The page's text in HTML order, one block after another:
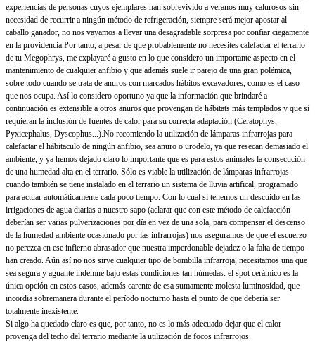
experiencias de personas cuyos ejemplares han sobrevivido a veranos muy calurosos sin
necesidad de recurrir a ningún método de refrigeración, siempre será mejor apostar al
caballo ganador, no nos vayamos a llevar una desagradable sorpresa por confiar ciegamente
en la providencia.Por tanto, a pesar de que probablemente no necesites calefactar el terrario
de tu Megophrys, me explayaré a gusto en lo que considero un importante aspecto en el
mantenimiento de cualquier anfibio y que además suele ir parejo de una gran polémica,
sobre todo cuando se trata de anuros con marcados hábitos excavadores, como es el caso
que nos ocupa. Así lo considero oportuno ya que la información que brindaré a
continuación es extensible a otros anuros que provengan de hábitats más templados y que sí
requieran la inclusión de fuentes de calor para su correcta adaptación (Ceratophys,
Pyxicephalus, Dyscophus...).No recomiendo la utilización de lámparas infrarrojas para
calefactar el hábitaculo de ningún anfibio, sea anuro o urodelo, ya que resecan demasiado el
ambiente, y ya hemos dejado claro lo importante que es para estos animales la consecución
de una humedad alta en el terrario. Sólo es viable la utilización de lámparas infrarrojas
cuando también se tiene instalado en el terrario un sistema de lluvia artifical, programado
para actuar automáticamente cada poco tiempo. Con lo cual si tenemos un descuido en las
irrigaciones de agua diarias a nuestro sapo (aclarar que con este método de calefacción
deberían ser varias pulverizaciones por día en vez de una sola, para compensar el descenso
de la humedad ambiente ocasionado por las infrarrojas) nos aseguramos de que el escuerzo
no perezca en ese infierno abrasador que nuestra imperdonable dejadez o la falta de tiempo
han creado. Aún así no nos sirve cualquier tipo de bombilla infrarroja, necesitamos una que
sea segura y aguante indemne bajo estas condiciones tan húmedas: el spot cerámico es la
única opción en estos casos, además carente de esa sumamente molesta luminosidad, que
incordia sobremanera durante el período nocturno hasta el punto de que debería ser
totalmente inexistente.
Si algo ha quedado claro es que, por tanto, no es lo más adecuado dejar que el calor
provenga del techo del terrario mediante la utilización de focos infrarrojos.